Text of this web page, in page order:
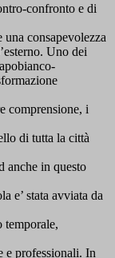
confronto e di
consapevolezza
Uno dei
comprensione, i
di tutta la città
anche in questo
e’ stata avviata da
temporale,
e professionali. In